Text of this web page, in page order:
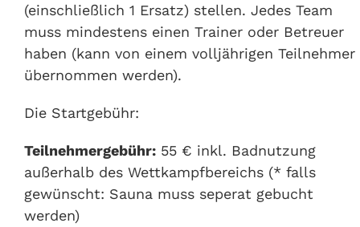
(einschließlich 1 Ersatz) stellen. Jedes Team
muss mindestens einen Trainer oder Betreuer
haben (kann von einem volljährigen Teilnehmer
übernommen werden).
Die Startgebühr:
Teilnehmergebühr:55 € inkl. Badnutzung
außerhalb des Wettkampfbereichs (* falls
gewünscht: Sauna muss seperat gebucht
werden)